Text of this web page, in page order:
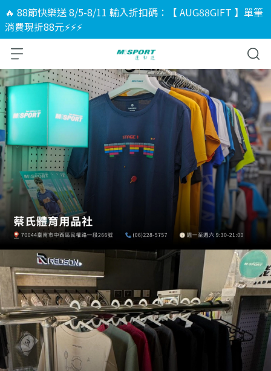
🔥 88節快樂送 8/5-8/11 輸入折扣碼：【 AUG88GIFT 】單筆
消費現折88元⚡⚡⚡